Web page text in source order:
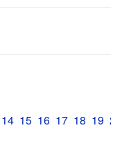
14 15 16 17 18 19 20